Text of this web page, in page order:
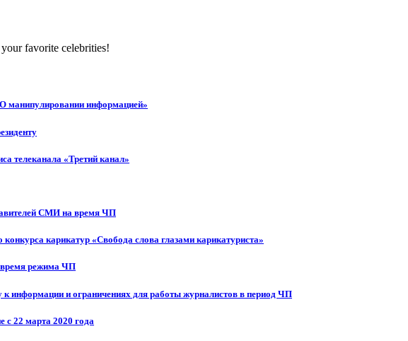
favorite celebrities!
манипулировании информацией»
телеканала «Третий канал»
СМИ на время ЧП
карикатур «Свобода слова глазами карикатуриста»
время режима ЧП
к информации и ограничениях для работы журналистов в период ЧП
с 22 марта 2020 года